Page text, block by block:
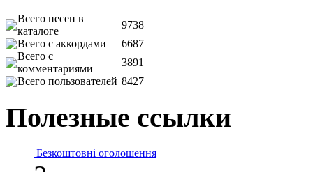
Всего песен в
каталоге
9738
Всего с аккордами
6687
Всего с
комментариями
3891
Всего пользователей 8427
Полезные ссылки
Безкоштовні оголошення